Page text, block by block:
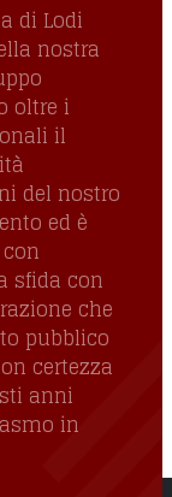
di Lodi
nostra
oltre i
il
del nostro
ed è
sfida con
che
pubblico
certezza
anni
in